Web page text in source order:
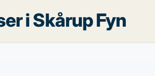
i Skårup Fyn